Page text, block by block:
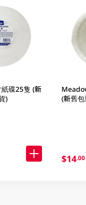
碟25隻 (新
)
(新舊
$14.00